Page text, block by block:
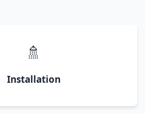
🚿
Installation